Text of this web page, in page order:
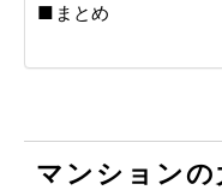
まとめ
マンションの